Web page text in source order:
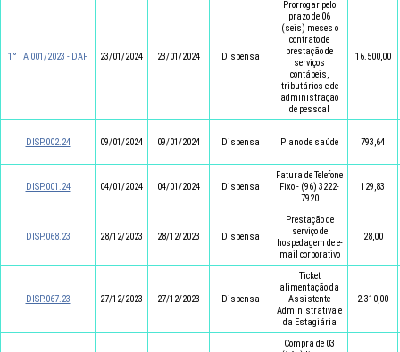
1° TA 001/2023 - DAF 23/01/2024 23/01/2024 Dispensa
Prorrogar pelo
prazo de 06
(seis) meses o
contrato de
prestação de
serviços
contábeis,
tributários e de
administração
de pessoal
16.500,00
DISP.002.24 09/01/2024 09/01/2024 Dispensa Plano de saúde 793,64
DISP.001.24 04/01/2024 04/01/2024 Dispensa
Fatura de Telefone
Fixo - (96) 3222-
7920
129,83
DISP.068.23 28/12/2023 28/12/2023 Dispensa
Prestação de
serviço de
hospedagem de e-
mail corporativo
28,00
DISP.067.23 27/12/2023 27/12/2023 Dispensa
Ticket
alimentação da
Assistente
Administrativa e
da Estagiária
2.310,00
Compra de 03